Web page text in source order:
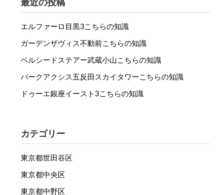
エルファーロ目黒3こちらの知識
ガーデンザヴィス不動前こちらの知識
ベルシードステアー武蔵小山こちらの知識
パークアクシス五反田スカイタワーこちらの知識
ドゥーエ銀座イースト3こちらの知識
カテゴリー
東京都世田谷区
東京都中央区
東京都中野区